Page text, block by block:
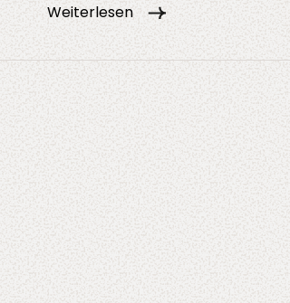
individual has full control over
Weiterlesen